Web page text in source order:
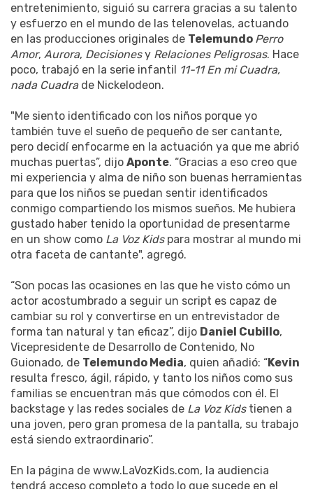
entretenimiento, siguió su carrera gracias a su talento
y esfuerzo en el mundo de las telenovelas, actuando
en las producciones originales de Telemundo Perro
Amor, Aurora, Decisionesy Relaciones Peligrosas. Hace
poco, trabajó en la serie infantil 11-11 En mi Cuadra,
nada Cuadrade Nickelodeon.
"Me siento identificado con los niños porque yo
también tuve el sueño de pequeño de ser cantante,
pero decidí enfocarme en la actuación ya que me abrió
muchas puertas”, dijo Aponte. “Gracias a eso creo que
mi experiencia y alma de niño son buenas herramientas
para que los niños se puedan sentir identificados
conmigo compartiendo los mismos sueños. Me hubiera
gustado haber tenido la oportunidad de presentarme
en un show como La Voz Kidspara mostrar al mundo mi
otra faceta de cantante", agregó.
“Son pocas las ocasiones en las que he visto cómo un
actor acostumbrado a seguir un script es capaz de
cambiar su rol y convertirse en un entrevistador de
forma tan natural y tan eficaz”, dijo Daniel Cubillo,
Vicepresidente de Desarrollo de Contenido, No
Guionado, de Telemundo Media, quien añadió: “Kevin
resulta fresco, ágil, rápido, y tanto los niños como sus
familias se encuentran más que cómodos con él. El
backstage y las redes sociales de La Voz Kidstienen a
una joven, pero gran promesa de la pantalla, su trabajo
está siendo extraordinario”.
En la página de www.LaVozKids.com, la audiencia
tendrá acceso completo a todo lo que sucede en el